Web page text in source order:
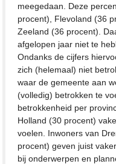
meegedaan. Deze
procent), Flevoland (36
Zeeland (36 procent).
afgelopen jaar niet te
Ondanks de cijfers
zich (helemaal) niet
waar de gemeente aan
(volledig) betrokken te
betrokkenheid per
Holland (30 procent)
voelen. Inwoners van
procent) geven juist
bij onderwerpen en